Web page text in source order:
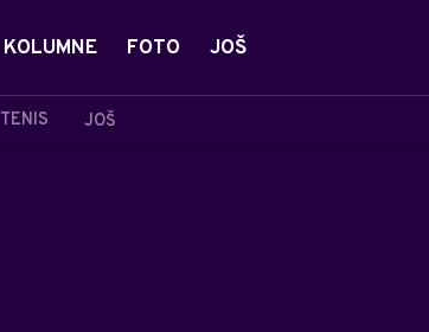
TENIS JOŠ
KOLUMNE FOTO JOŠ